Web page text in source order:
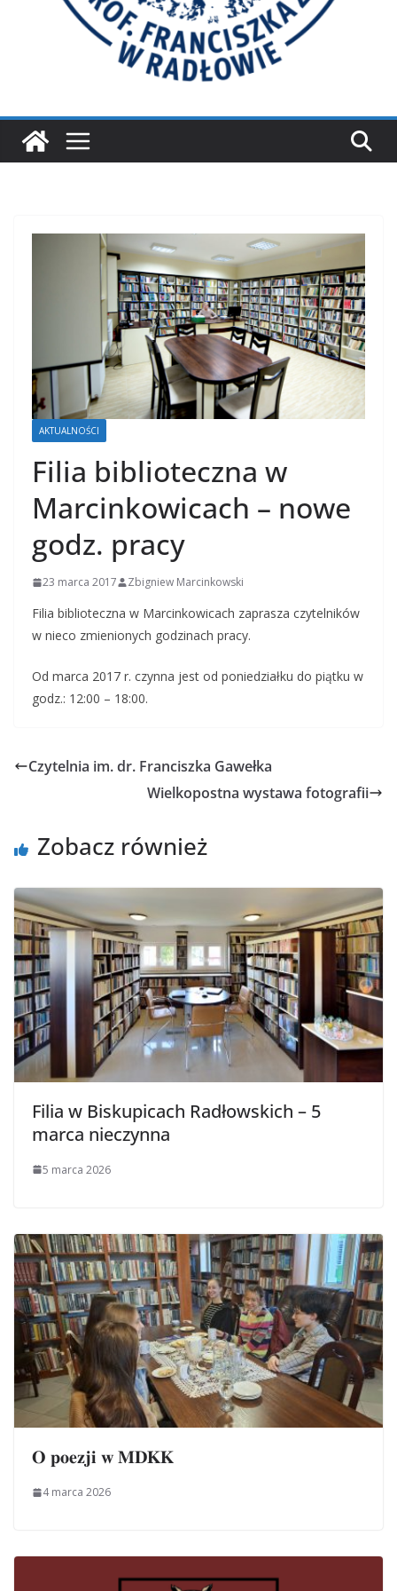
AKTUALNOŚCI
Filia biblioteczna w
Marcinkowicach – nowe
godz. pracy
23 marca 2017 Zbigniew Marcinkowski
Filia biblioteczna w Marcinkowicach zaprasza czytelników
w nieco zmienionych godzinach pracy.
Od marca 2017 r. czynna jest od poniedziałku do piątku w
godz.: 12:00 – 18:00.
Czytelnia im. dr. Franciszka Gawełka
Wielkopostna wystawa fotografii
Zobacz również
Filia w Biskupicach Radłowskich – 5
marca nieczynna
5 marca 2026
𝐎 𝐩𝐨𝐞𝐳𝐣𝐢 𝐰 𝐌𝐃𝐊𝐊
4 marca 2026